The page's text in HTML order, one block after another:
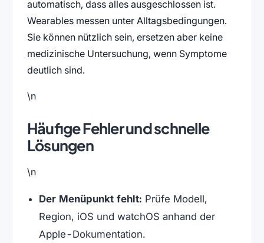
automatisch, dass alles ausgeschlossen ist.
Wearables messen unter Alltagsbedingungen.
Sie können nützlich sein, ersetzen aber keine
medizinische Untersuchung, wenn Symptome
deutlich sind.
\n
Häufige Fehler und schnelle
Lösungen
\n
Der Menüpunkt fehlt: Prüfe Modell,
Region, iOS und watchOS anhand der
Apple-Dokumentation.